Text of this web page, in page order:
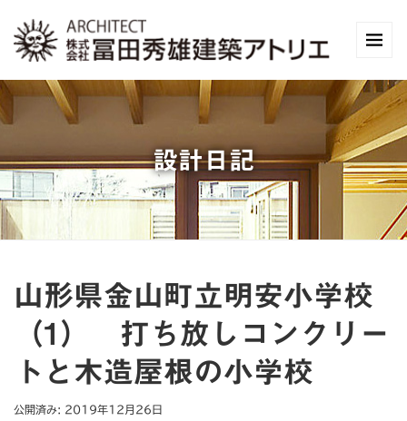
設計日記
山形県金山町立明安小学校
（1） 打ち放しコンクリー
トと木造屋根の小学校
公開済み: 2019年12月26日